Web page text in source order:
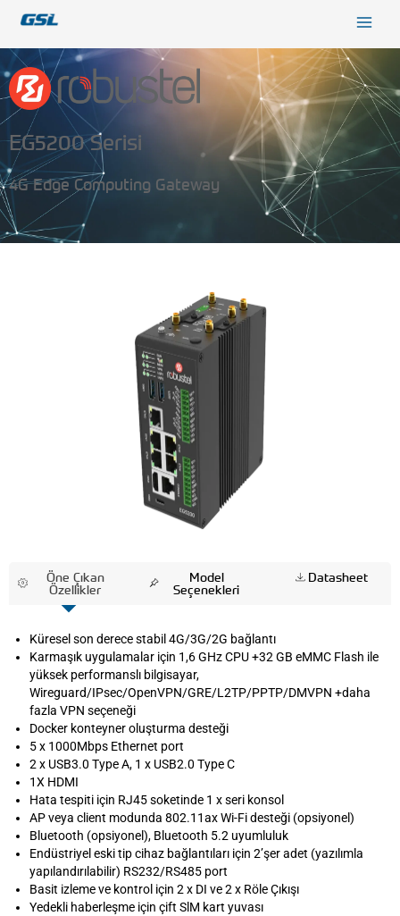
EG5200 Serisi
4G Edge Computing Gateway
Öne Çıkan
Özellikler
Model
Seçenekleri
Datasheet
Küresel son derece stabil 4G/3G/2G bağlantı
Karmaşık uygulamalar için 1,6 GHz CPU +32 GB eMMC Flash ile
yüksek performanslı bilgisayar,
Wireguard/IPsec/OpenVPN/GRE/L2TP/PPTP/DMVPN +daha
fazla VPN seçeneği
Docker konteyner oluşturma desteği
5 x 1000Mbps Ethernet port
2 x USB3.0 Type A, 1 x USB2.0 Type C
1X HDMI
Hata tespiti için RJ45 soketinde 1 x seri konsol
AP veya client modunda 802.11ax Wi-Fi desteği (opsiyonel)
Bluetooth (opsiyonel), Bluetooth 5.2 uyumluluk
Endüstriyel eski tip cihaz bağlantıları için 2’şer adet (yazılımla
yapılandırılabilir) RS232/RS485 port
Basit izleme ve kontrol için 2 x DI ve 2 x Röle Çıkışı
Yedekli haberleşme için çift SlM kart yuvası